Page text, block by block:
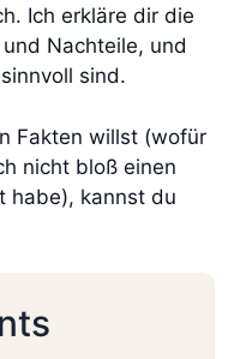
Ich erkläre dir die
Nachteile, und
sind.
Fakten willst (wofür
nicht bloß einen
habe), kannst du